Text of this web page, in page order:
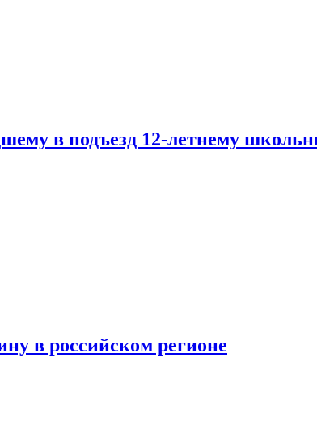
в подъезд 12-летнему
в российском регионе